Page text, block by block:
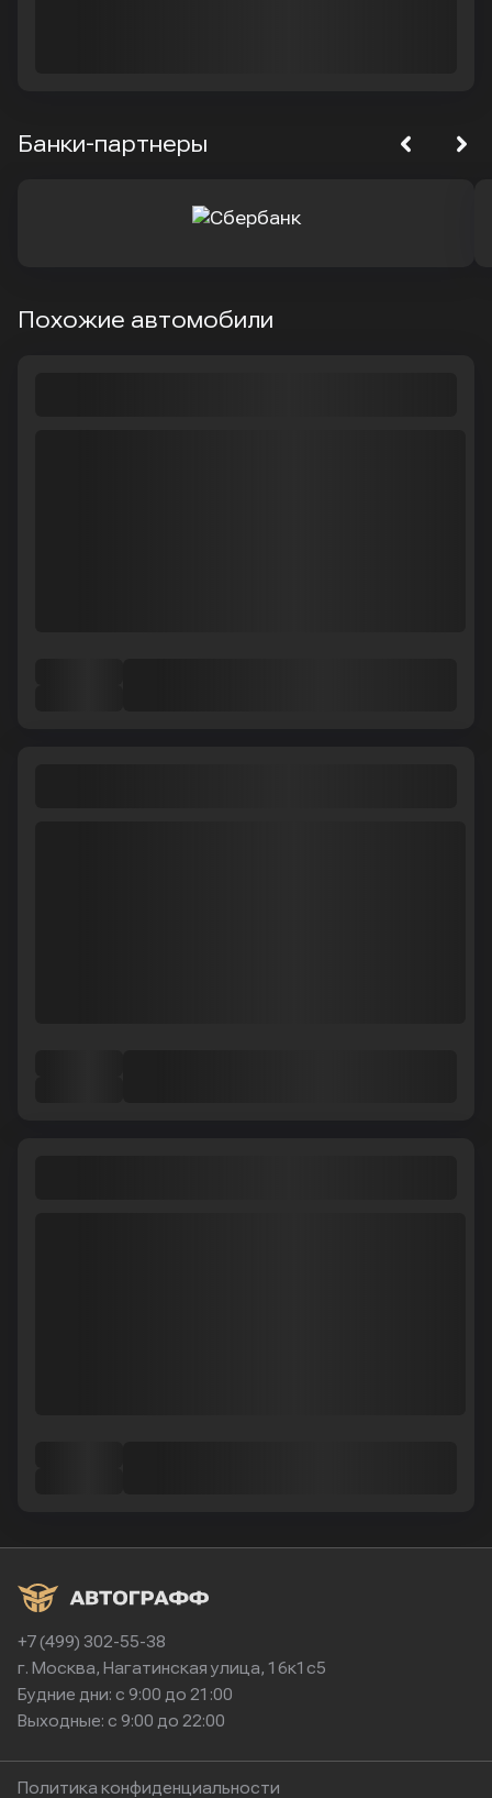
Банки-партнеры
Похожие автомобили
+7 (499) 302-55-38
г. Москва, Нагатинская улица, 16к1с5
Будние дни: с 9:00 до 21:00
Выходные: с 9:00 до 22:00
Политика конфиденциальности